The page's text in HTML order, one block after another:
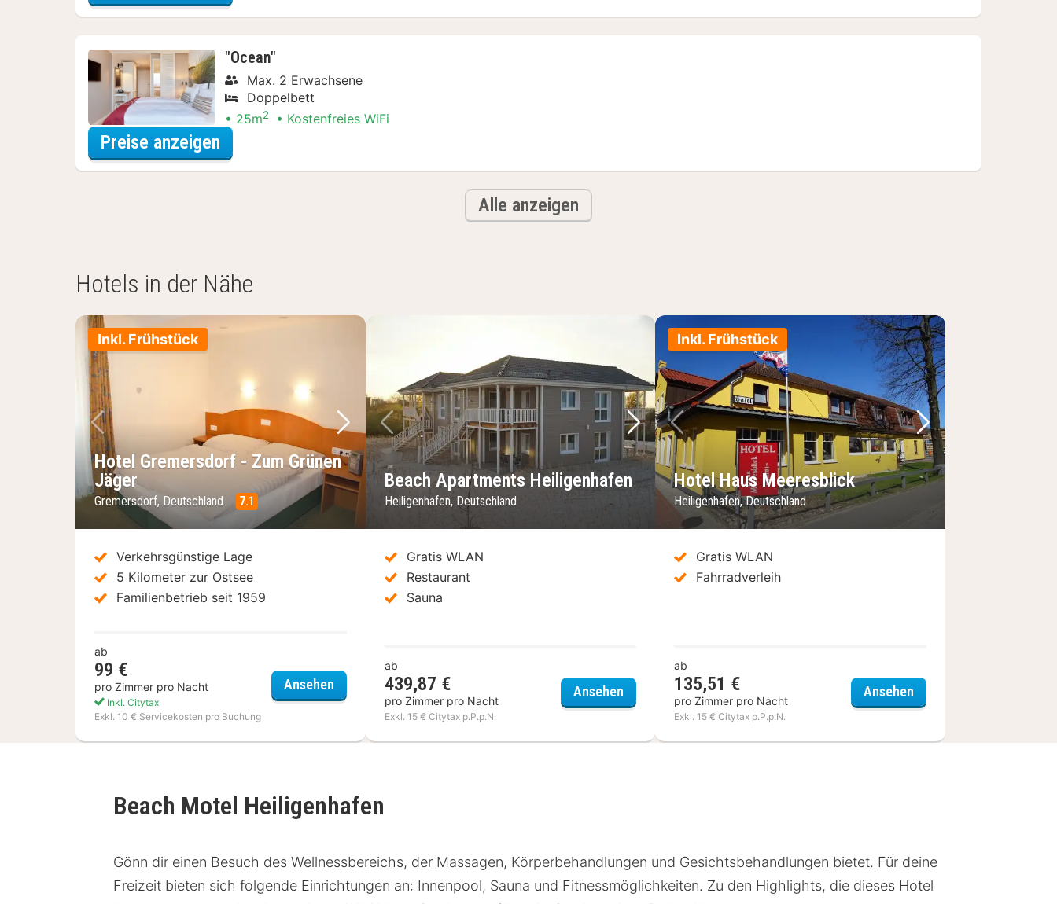
"Ocean"
Max. 2 Erwachsene
Doppelbett
25m2 Kostenfreies WiFi
Preise anzeigen
Alle anzeigen
Hotels in der Nähe
Inkl. Frühstück
Vorheriges Bild
Nächstes Bild
Hotel Gremersdorf - Zum Grünen
Jäger
Gremersdorf, Deutschland 7.1
Verkehrsgünstige Lage
5 Kilometer zur Ostsee
Familienbetrieb seit 1959
ab
99 €
pro Zimmer pro Nacht
Inkl. Citytax
Exkl. 10 € Servicekosten pro Buchung
AnsehenHotel Gremersdorf - Zum Grünen Jäger
Vorheriges Bild
Nächstes Bild
Beach Apartments Heiligenhafen
Heiligenhafen, Deutschland
Gratis WLAN
Restaurant
Sauna
ab
439,87 €
pro Zimmer pro Nacht
Exkl. 15 € Citytax p.P.p.N.
Ansehen Beach Apartments Heiligenhafen
Inkl. Frühstück
Vorheriges Bild
Nächstes Bild
Hotel Haus Meeresblick
Heiligenhafen, Deutschland
Gratis WLAN
Fahrradverleih
ab
135,51 €
pro Zimmer pro Nacht
Exkl. 15 € Citytax p.P.p.N.
AnsehenHotel Haus Meeresblick
Beach Motel Heiligenhafen
Gönn dir einen Besuch des Wellnessbereichs, der Massagen, Körperbehandlungen und Gesichtsbehandlungen bietet. Für deine
Freizeit bieten sich folgende Einrichtungen an: Innenpool, Sauna und Fitnessmöglichkeiten. Zu den Highlights, die dieses Hotel